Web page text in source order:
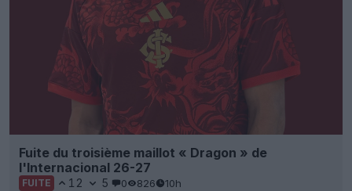
Fuite du troisième maillot « Dragon » de
l'Internacional 26-27
FUITE 12 5 0 826 10h